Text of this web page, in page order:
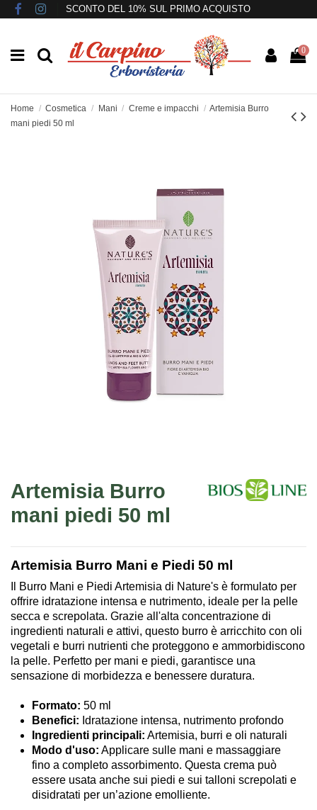
SCONTO DEL 10% SUL PRIMO ACQUISTO
0
Home Cosmetica Mani Creme e impacchi
Artemisia Burro
mani piedi 50 ml
Artemisia Burro
mani piedi 50 ml
Artemisia Burro Mani e Piedi 50 ml
Il Burro Mani e Piedi Artemisia di Nature's è formulato per
offrire idratazione intensa e nutrimento, ideale per la pelle
secca e screpolata. Grazie all'alta concentrazione di
ingredienti naturali e attivi, questo burro è arricchito con oli
vegetali e burri nutrienti che proteggono e ammorbidiscono
la pelle. Perfetto per mani e piedi, garantisce una
sensazione di morbidezza e benessere duratura.
Formato: 50 ml
Benefici: Idratazione intensa, nutrimento profondo
Ingredienti principali: Artemisia, burri e oli naturali
Modo d'uso: Applicare sulle mani e massaggiare
fino a completo assorbimento. Questa crema può
essere usata anche sui piedi e sui talloni screpolati e
disidratati per un’azione emolliente.